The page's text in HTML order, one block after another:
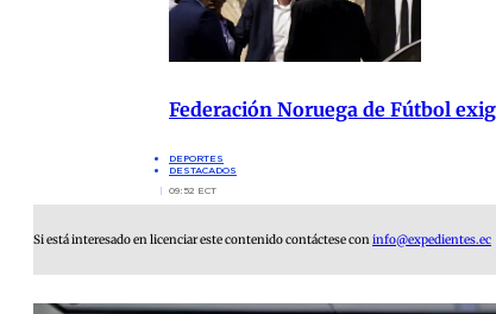
Federación Noruega de Fútbol
DEPORTES
DESTACADOS
09:52 ECT
Si está interesado en licenciar este contenido contáctese coninfo@expedientes.ec